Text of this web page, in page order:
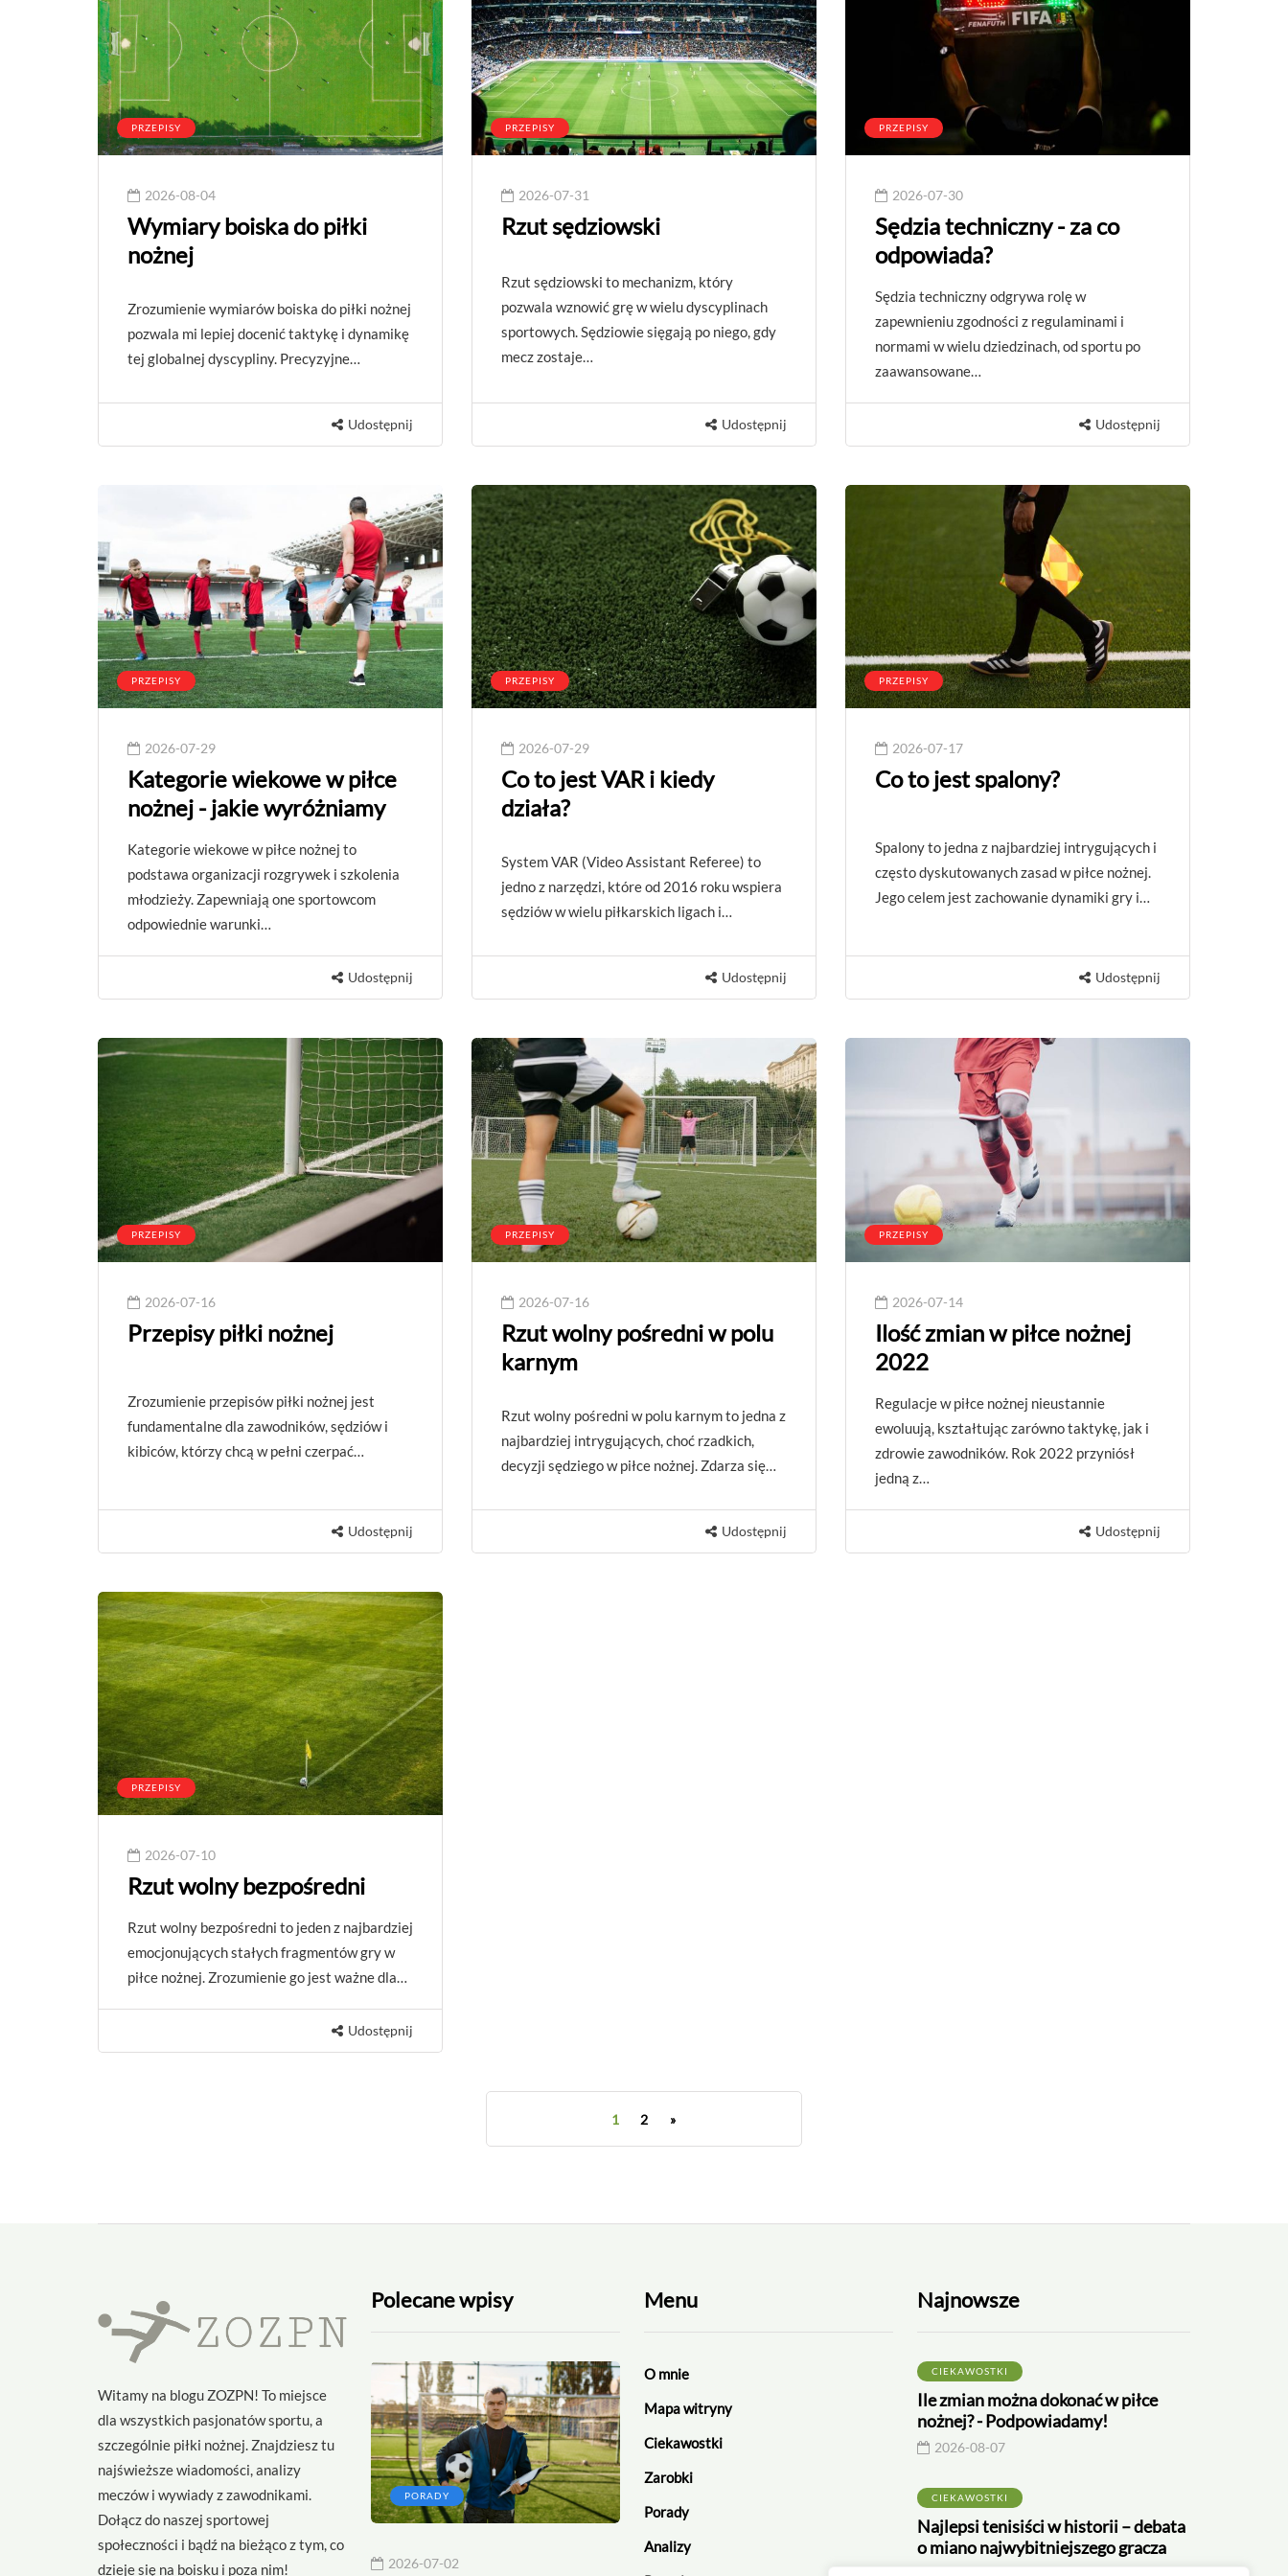
PRZEPISY
2026-08-04
Wymiary boiska do piłki
nożnej
Zrozumienie wymiarów boiska do piłki nożnej
pozwala mi lepiej docenić taktykę i dynamikę
tej globalnej dyscypliny. Precyzyjne…
Udostępnij
PRZEPISY
2026-07-31
Rzut sędziowski
Rzut sędziowski to mechanizm, który
pozwala wznowić grę w wielu dyscyplinach
sportowych. Sędziowie sięgają po niego, gdy
mecz zostaje…
Udostępnij
PRZEPISY
2026-07-30
Sędzia techniczny - za co
odpowiada?
Sędzia techniczny odgrywa rolę w
zapewnieniu zgodności z regulaminami i
normami w wielu dziedzinach, od sportu po
zaawansowane…
Udostępnij
PRZEPISY
2026-07-29
Kategorie wiekowe w piłce
nożnej - jakie wyróżniamy
Kategorie wiekowe w piłce nożnej to
podstawa organizacji rozgrywek i szkolenia
młodzieży. Zapewniają one sportowcom
odpowiednie warunki…
Udostępnij
PRZEPISY
2026-07-29
Co to jest VAR i kiedy
działa?
System VAR (Video Assistant Referee) to
jedno z narzędzi, które od 2016 roku wspiera
sędziów w wielu piłkarskich ligach i…
Udostępnij
PRZEPISY
2026-07-17
Co to jest spalony?
Spalony to jedna z najbardziej intrygujących i
często dyskutowanych zasad w piłce nożnej.
Jego celem jest zachowanie dynamiki gry i…
Udostępnij
PRZEPISY
2026-07-16
Przepisy piłki nożnej
Zrozumienie przepisów piłki nożnej jest
fundamentalne dla zawodników, sędziów i
kibiców, którzy chcą w pełni czerpać…
Udostępnij
PRZEPISY
2026-07-16
Rzut wolny pośredni w polu
karnym
Rzut wolny pośredni w polu karnym to jedna z
najbardziej intrygujących, choć rzadkich,
decyzji sędziego w piłce nożnej. Zdarza się…
Udostępnij
PRZEPISY
2026-07-14
Ilość zmian w piłce nożnej
2022
Regulacje w piłce nożnej nieustannie
ewoluują, kształtując zarówno taktykę, jak i
zdrowie zawodników. Rok 2022 przyniósł
jedną z…
Udostępnij
PRZEPISY
2026-07-10
Rzut wolny bezpośredni
Rzut wolny bezpośredni to jeden z najbardziej
emocjonujących stałych fragmentów gry w
piłce nożnej. Zrozumienie go jest ważne dla…
Udostępnij
1 2 »
Witamy na blogu ZOZPN! To miejsce
dla wszystkich pasjonatów sportu, a
szczególnie piłki nożnej. Znajdziesz tu
najświeższe wiadomości, analizy
meczów i wywiady z zawodnikami.
Dołącz do naszej sportowej
społeczności i bądź na bieżąco z tym, co
dzieje się na boisku i poza nim!
Polecane wpisy
CIEKAWOSTKI
2026-07-24
PORADY
2026-07-02
CIEKAWOSTKI
Menu
O mnie
Mapa witryny
Ciekawostki
Zarobki
Porady
Analizy
Najnowsze
CIEKAWOSTKI
Ile zmian można dokonać w piłce
nożnej? - Podpowiadamy!
2026-08-07
CIEKAWOSTKI
Najlepsi tenisiści w historii – debata
o miano najwybitniejszego gracza